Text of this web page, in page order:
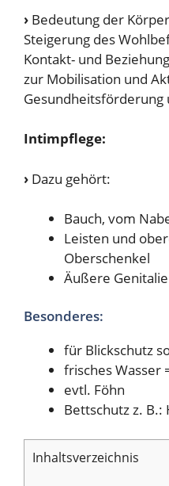
› Bedeutung der
Steigerung des
Kontakt- und
zur Mobilisation und
Gesundheitsförderung
Intimpflege:
› Dazu gehört:
Bauch, vom
Leisten und
Oberschenkel
Äußere
Besonderes:
für Blickschutz
frisches Wasser
evtl. Föhn
Bettschutz z. B.:
Inhaltsverzeichnis